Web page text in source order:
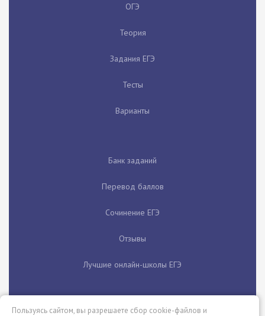
ОГЭ
Теория
Задания ЕГЭ
Тесты
Варианты
Банк заданий
Перевод баллов
Сочинение ЕГЭ
Отзывы
Лучшие онлайн-школы ЕГЭ
Пользуясь сайтом, вы разрешаете сбор cookie-файлов и